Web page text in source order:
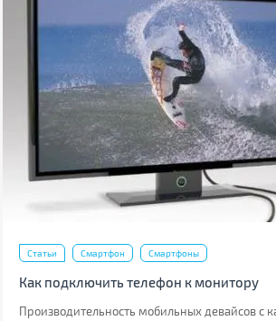
Статьи Смартфон Смартфоны
Как подключить телефон к монитору
Производительность мобильных девайсов с